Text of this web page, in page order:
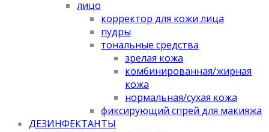
лицо
корректор для кожи лица
пудры
тональные средства
зрелая кожа
комбинированная/жирная
кожа
нормальная/cухая кожа
фиксирующий спрей для макияжа
ДЕЗИНФЕКТАНТЫ